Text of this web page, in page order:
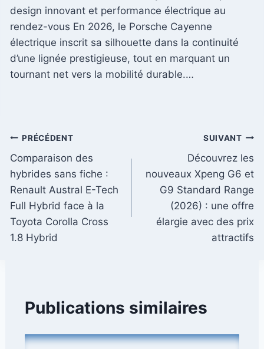
design innovant et performance électrique au
rendez-vous En 2026, le Porsche Cayenne
électrique inscrit sa silhouette dans la continuité
d’une lignée prestigieuse, tout en marquant un
tournant net vers la mobilité durable.…
Navigation
de
l’article
PRÉCÉDENT
Comparaison des
hybrides sans fiche :
Renault Austral E-Tech
Full Hybrid face à la
Toyota Corolla Cross
1.8 Hybrid
SUIVANT
Découvrez les
nouveaux Xpeng G6 et
G9 Standard Range
(2026) : une offre
élargie avec des prix
attractifs
Publications similaires